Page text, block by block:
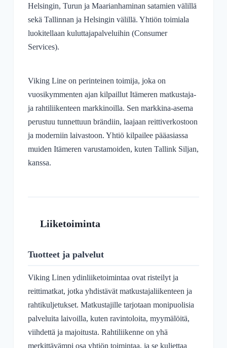
Helsingin, Turun ja Maarianhaminan satamien välillä
sekä Tallinnan ja Helsingin välillä. Yhtiön toimiala
luokitellaan kuluttajapalveluihin (Consumer
Services).
Viking Line on perinteinen toimija, joka on
vuosikymmenten ajan kilpaillut Itämeren matkustaja-
ja rahtiliikenteen markkinoilla. Sen markkina-asema
perustuu tunnettuun brändiin, laajaan reittiverkostoon
ja moderniin laivastoon. Yhtiö kilpailee pääasiassa
muiden Itämeren varustamoiden, kuten Tallink Siljan,
kanssa.
Liiketoiminta
Tuotteet ja palvelut
Viking Linen ydinliiketoimintaa ovat risteilyt ja
reittimatkat, jotka yhdistävät matkustajaliikenteen ja
rahtikuljetukset. Matkustajille tarjotaan monipuolisia
palveluita laivoilla, kuten ravintoloita, myymälöitä,
viihdettä ja majoitusta. Rahtiliikenne on yhä
merkittävämpi osa yhtiön toimintaa, ja se kuljettaa